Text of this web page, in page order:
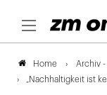
Home Archiv -
„Nachhaltigkeit ist